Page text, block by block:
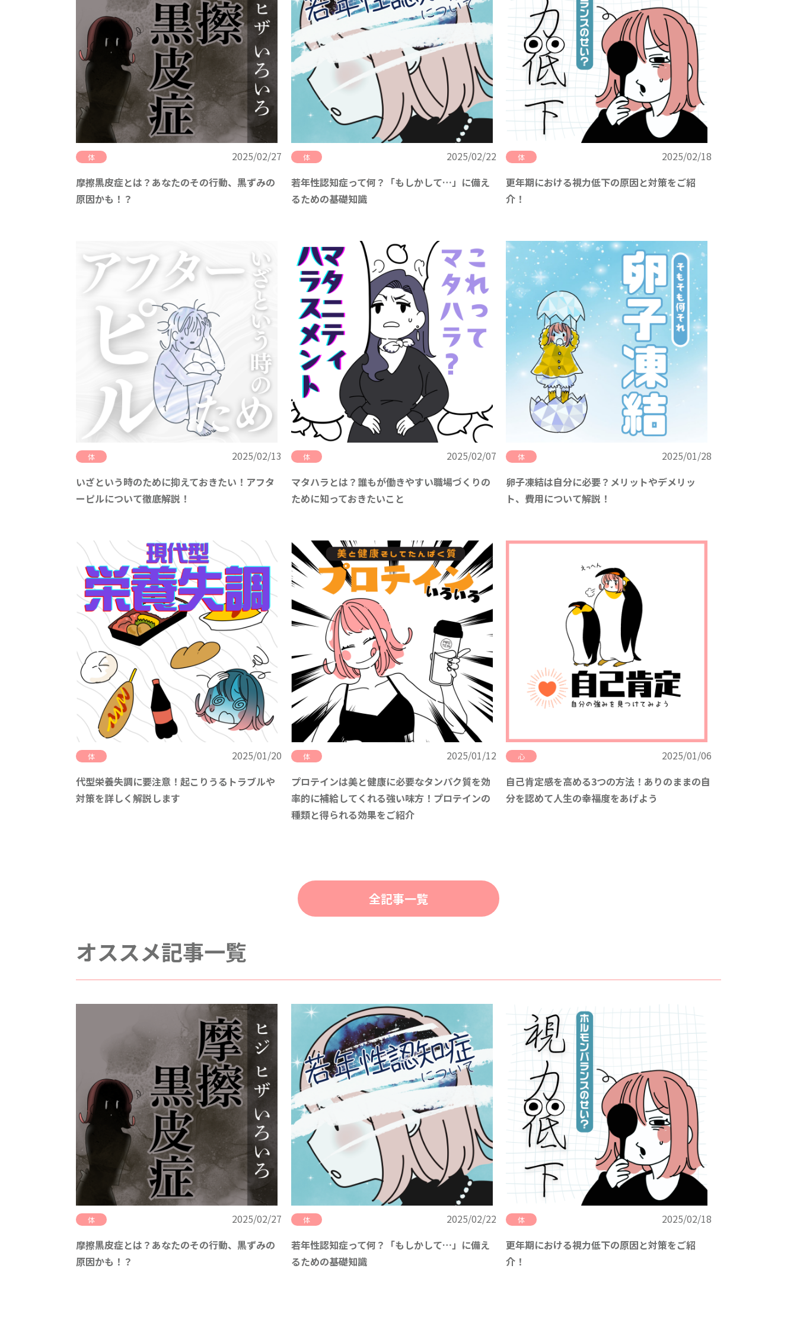
体
2025/02/27
摩擦黒皮症とは？あなたのその行動、黒ずみの
原因かも！？
体
2025/02/22
若年性認知症って何？「もしかして…」に備え
るための基礎知識
体
2025/02/18
更年期における視力低下の原因と対策をご紹
介！
体
2025/02/13
いざという時のために抑えておきたい！アフタ
ーピルについて徹底解説！
体
2025/02/07
マタハラとは？誰もが働きやすい職場づくりの
ために知っておきたいこと
体
2025/01/28
卵子凍結は自分に必要？メリットやデメリッ
ト、費用について解説！
体
2025/01/20
代型栄養失調に要注意！起こりうるトラブルや
対策を詳しく解説します
体
2025/01/12
プロテインは美と健康に必要なタンパク質を効
率的に補給してくれる強い味方！プロテインの
種類と得られる効果をご紹介
心
2025/01/06
自己肯定感を高める3つの方法！ありのままの自
分を認めて人生の幸福度をあげよう
全記事一覧
オススメ記事一覧
体
2025/02/27
摩擦黒皮症とは？あなたのその行動、黒ずみの
原因かも！？
体
2025/02/22
若年性認知症って何？「もしかして…」に備え
るための基礎知識
体
2025/02/18
更年期における視力低下の原因と対策をご紹
介！